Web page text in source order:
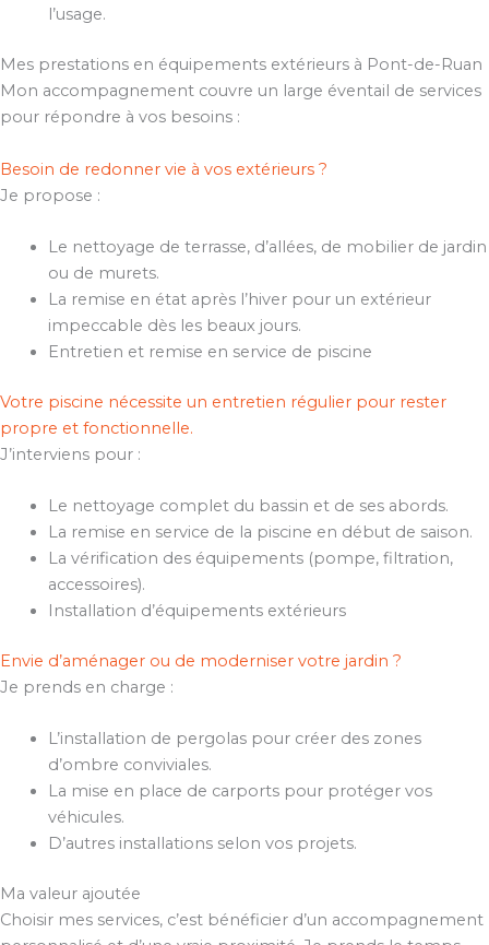
l’usage.
Mes prestations en équipements extérieurs à Pont-de-Ruan
Mon accompagnement couvre un large éventail de services
pour répondre à vos besoins :
Besoin de redonner vie à vos extérieurs ?
Je propose :
Le nettoyage de terrasse, d’allées, de mobilier de jardin
ou de murets.
La remise en état après l’hiver pour un extérieur
impeccable dès les beaux jours.
Entretien et remise en service de piscine
Votre piscine nécessite un entretien régulier pour rester
propre et fonctionnelle.
J’interviens pour :
Le nettoyage complet du bassin et de ses abords.
La remise en service de la piscine en début de saison.
La vérification des équipements (pompe, filtration,
accessoires).
Installation d’équipements extérieurs
Envie d’aménager ou de moderniser votre jardin ?
Je prends en charge :
L’installation de pergolas pour créer des zones
d’ombre conviviales.
La mise en place de carports pour protéger vos
véhicules.
D’autres installations selon vos projets.
Ma valeur ajoutée
Choisir mes services, c’est bénéficier d’un accompagnement